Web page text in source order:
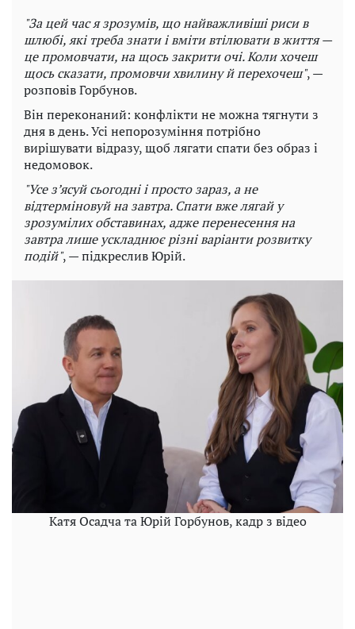
"За цей час я зрозумів, що найважливіші риси в
шлюбі, які треба знати і вміти втілювати в життя —
це промовчати, на щось закрити очі. Коли хочеш
щось сказати, промовчи хвилину й перехочеш", —
розповів Горбунов.
Він переконаний: конфлікти не можна тягнути з
дня в день. Усі непорозуміння потрібно
вирішувати відразу, щоб лягати спати без образ і
недомовок.
"Усе з’ясуй сьогодні і просто зараз, а не
відтерміновуй на завтра. Спати вже лягай у
зрозумілих обставинах, адже перенесення на
завтра лише ускладнює різні варіанти розвитку
подій", — підкреслив Юрій.
Катя Осадча та Юрій Горбунов, кадр з відео